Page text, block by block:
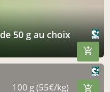
50 g au choix
100 g (55€/kg)